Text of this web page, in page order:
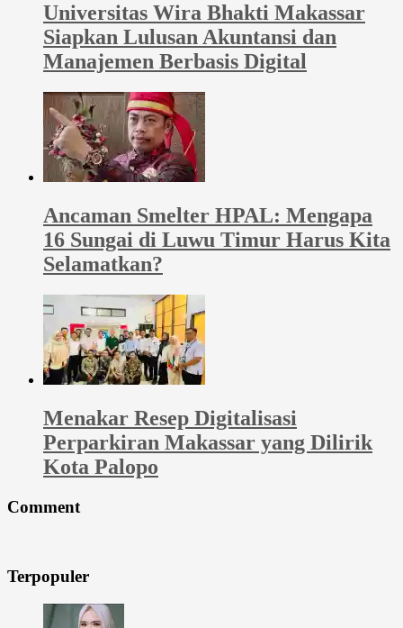
Universitas Wira Bhakti Makassar
Siapkan Lulusan Akuntansi dan
Manajemen Berbasis Digital
Ancaman Smelter HPAL: Mengapa
16 Sungai di Luwu Timur Harus Kita
Selamatkan?
Menakar Resep Digitalisasi
Perparkiran Makassar yang Dilirik
Kota Palopo
Comment
Terpopuler